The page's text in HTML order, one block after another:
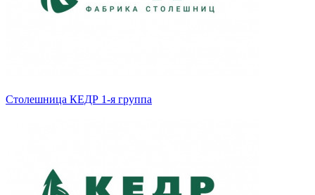
Столешница КЕДР 1-я группа